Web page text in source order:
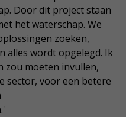
Door dit project staan
het waterschap. We
zoeken,
alles wordt opgelegd. Ik
zou moeten invullen,
sector, voor een betere